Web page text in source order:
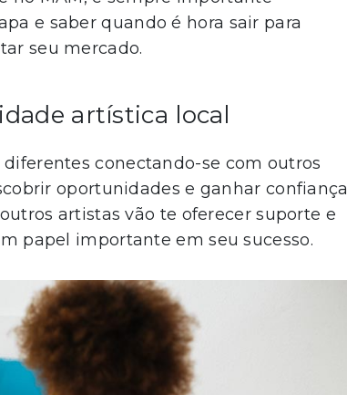
e saber quando é hora sair para
seu mercado.
artística local
conectando-se com outros
oportunidades e ganhar confiança
artistas vão te oferecer suporte e
papel importante em seu sucesso.